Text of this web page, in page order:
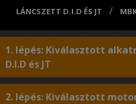
LÁNCSZETT D.I.D ÉS JT /
1. lépés: Kiválasztott
D.I.D és JT
2. lépés: Kiválasztott